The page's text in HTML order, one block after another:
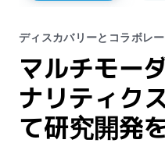
ディスカバリーとコラボレ
マルチモー
ナリティク
て研究開発
精度とレジリエンシーの向上
サプライチ
ジリエンス
さまざまなデータ入力
包括的なビュー
患者と加入
ロファイル
ケアチームは、構造化
患者アウトカムの改善の促進
価値に基づ
実現
医療従事者は、AIとML
効率化の推進
データとAI/
ダクトのロ
リングの効